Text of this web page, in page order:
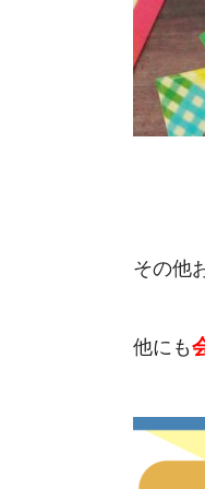
その他
他にも